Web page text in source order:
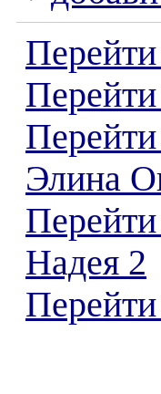
Перейти
Элина
Надея 2